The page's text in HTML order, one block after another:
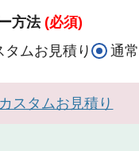
方法 (必須)
タムお見積り
通
カスタムお見積り